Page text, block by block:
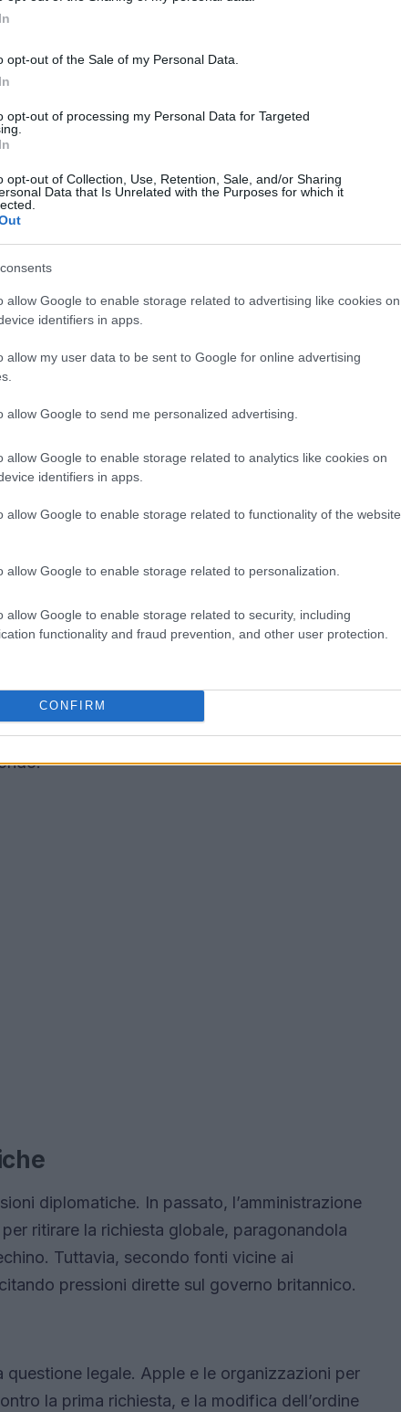
opt-out of the Sale of my Personal Data.
opt-out of processing my Personal Data for Targeted
opt-out of Collection, Use, Retention, Sale, and/or Sharing
Data that Is Unrelated with the Purposes for which it
allow Google to enable storage related to advertising like cookies on
identifiers in apps.
allow my user data to be sent to Google for online advertising
allow Google to send me personalized advertising.
allow Google to enable storage related to analytics like cookies on
identifiers in apps.
allow Google to enable storage related to functionality of the website
allow Google to enable storage related to personalization.
allow Google to enable storage related to security, including
functionality and fraud prevention, and other user protection.
CONFIRM
già preso la decisione di eliminare dal
di sicurezza, conosciuta come
L’azienda ha confermato la sua
costruito né costruiremo una backdoor o
sede di Cupertino si dice profondamente
Regno Unito, specialmente in un periodo
informatiche.
di proteggere la sicurezza dei cittadini. Tali
(TCN), sono previsti dall’Investigatory
essenziali per le indagini contro il
gli utenti britannici potrebbe
Caroline Wilson Palow, rappresentante
Apple accetta di compromettere la cifratura
per tutti.” Questa affermazione mette in
essere sfruttate da governi ostili,
diplomatiche. In passato, l’amministrazione
ritirare la richiesta globale, paragonandola
Tuttavia, secondo fonti vicine ai
pressioni dirette sul governo britannico.
legale. Apple e le organizzazioni per
la prima richiesta, e la modifica dell’ordine